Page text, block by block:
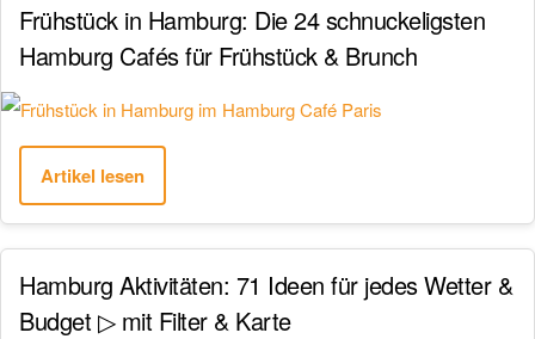
Frühstück in Hamburg: Die 24 schnuckeligsten
Hamburg Cafés für Frühstück & Brunch
Artikel lesen
Hamburg Aktivitäten: 71 Ideen für jedes Wetter &
Budget ▷ mit Filter & Karte